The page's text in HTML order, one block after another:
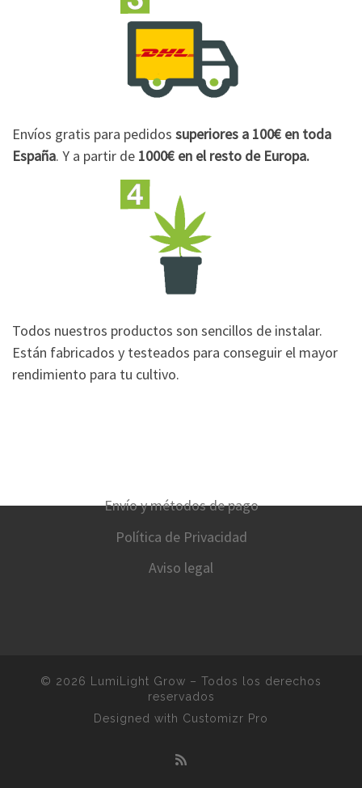
Envíos gratis para pedidos superiores a 100€ en toda
España. Y a partir de 1000€ en el resto de Europa.
Todos nuestros productos son sencillos de instalar.
Están fabricados y testeados para conseguir el mayor
rendimiento para tu cultivo.
Envío y métodos de pago
Política de Privacidad
Aviso legal
© 2026 LumiLight Grow – Todos los derechos
reservados
Designed with Customizr Pro